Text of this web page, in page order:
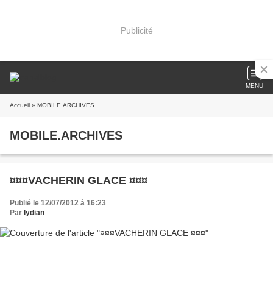
Publicité
MENU
Accueil » MOBILE.ARCHIVES
MOBILE.ARCHIVES
¤¤¤VACHERIN GLACE ¤¤¤
Publié le 12/07/2012 à 16:23
Par lydian